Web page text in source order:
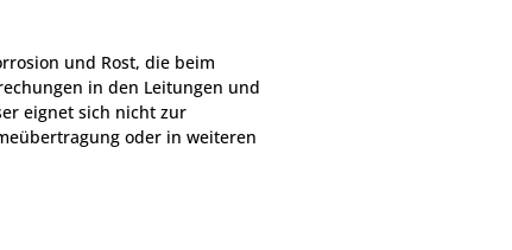
und Rost, die beim
in den Leitungen und
eignet sich nicht zur
oder in weiteren